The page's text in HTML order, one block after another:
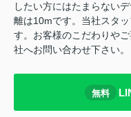
したい方にはたまらない
離は10mです。当社スタ
す。お客様のこだわりや
社へお問い合わせ下さい。
無料